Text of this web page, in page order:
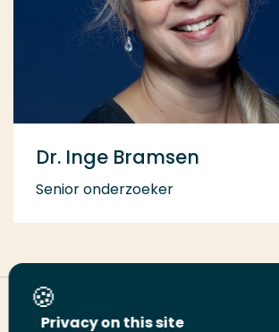
Dr. Inge Bramsen
Senior onderzoeker
Deel deze pagina
Privacy on this site